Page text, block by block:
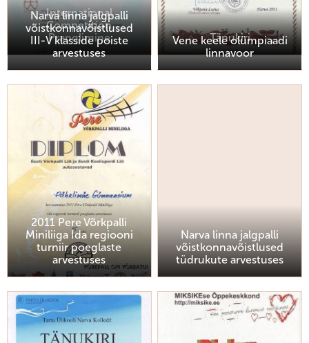
International
Competition
Pranglimine
Tänukiri
Narva linna jalgpalli
võistkonnavõistlused
III-V klasside poiste
arvestuses
Vene keele olümpiaadi
linnavoor
2011 Pere Võrkpalli
Miniliiga Ida regiooni
turniir poeglaste
arvestuses
Narva linna jalgpalli
võistkonnavõistlused
tüdrukute arvestuses